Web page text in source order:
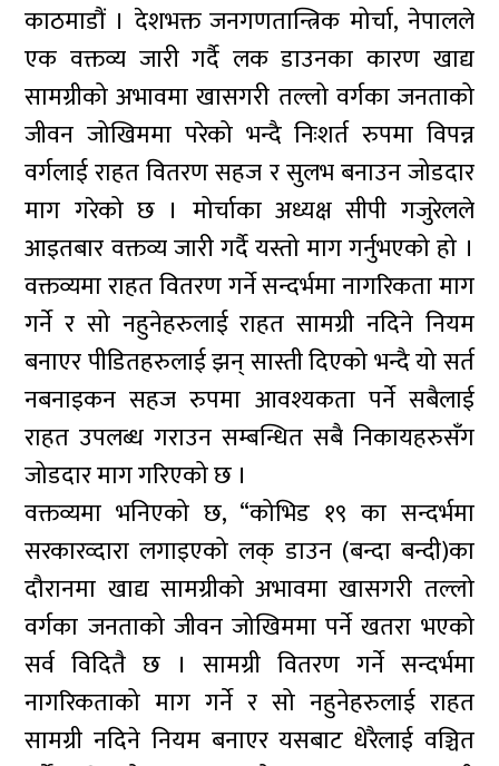
काठमाडौं । देशभक्त जनगणतान्त्रिक मोर्चा, नेपालले
एक वक्तव्य जारी गर्दै लक डाउनका कारण खाद्य
सामग्रीको अभावमा खासगरी तल्लो वर्गका जनताको
जीवन जोखिममा परेको भन्दै निःशर्त रुपमा विपन्न
वर्गलाई राहत वितरण सहज र सुलभ बनाउन जोडदार
माग गरेको छ । मोर्चाका अध्यक्ष सीपी गजुरेलले
आइतबार वक्तव्य जारी गर्दै यस्तो माग गर्नुभएको हो ।
वक्तव्यमा राहत वितरण गर्ने सन्दर्भमा नागरिकता माग
गर्ने र सो नहुनेहरुलाई राहत सामग्री नदिने नियम
बनाएर पीडितहरुलाई झन् सास्ती दिएको भन्दै यो सर्त
नबनाइकन सहज रुपमा आवश्यकता पर्ने सबैलाई
राहत उपलब्ध गराउन सम्बन्धित सबै निकायहरुसँग
जोडदार माग गरिएको छ ।
वक्तव्यमा भनिएको छ, “कोभिड १९ का सन्दर्भमा
सरकारव्दारा लगाइएको लक् डाउन (बन्दा बन्दी)का
दौरानमा खाद्य सामग्रीको अभावमा खासगरी तल्लो
वर्गका जनताको जीवन जोखिममा पर्ने खतरा भएको
सर्व विदितै छ । सामग्री वितरण गर्ने सन्दर्भमा
नागरिकताको माग गर्ने र सो नहुनेहरुलाई राहत
सामग्री नदिने नियम बनाएर यसबाट धेरैलाई वञ्चित